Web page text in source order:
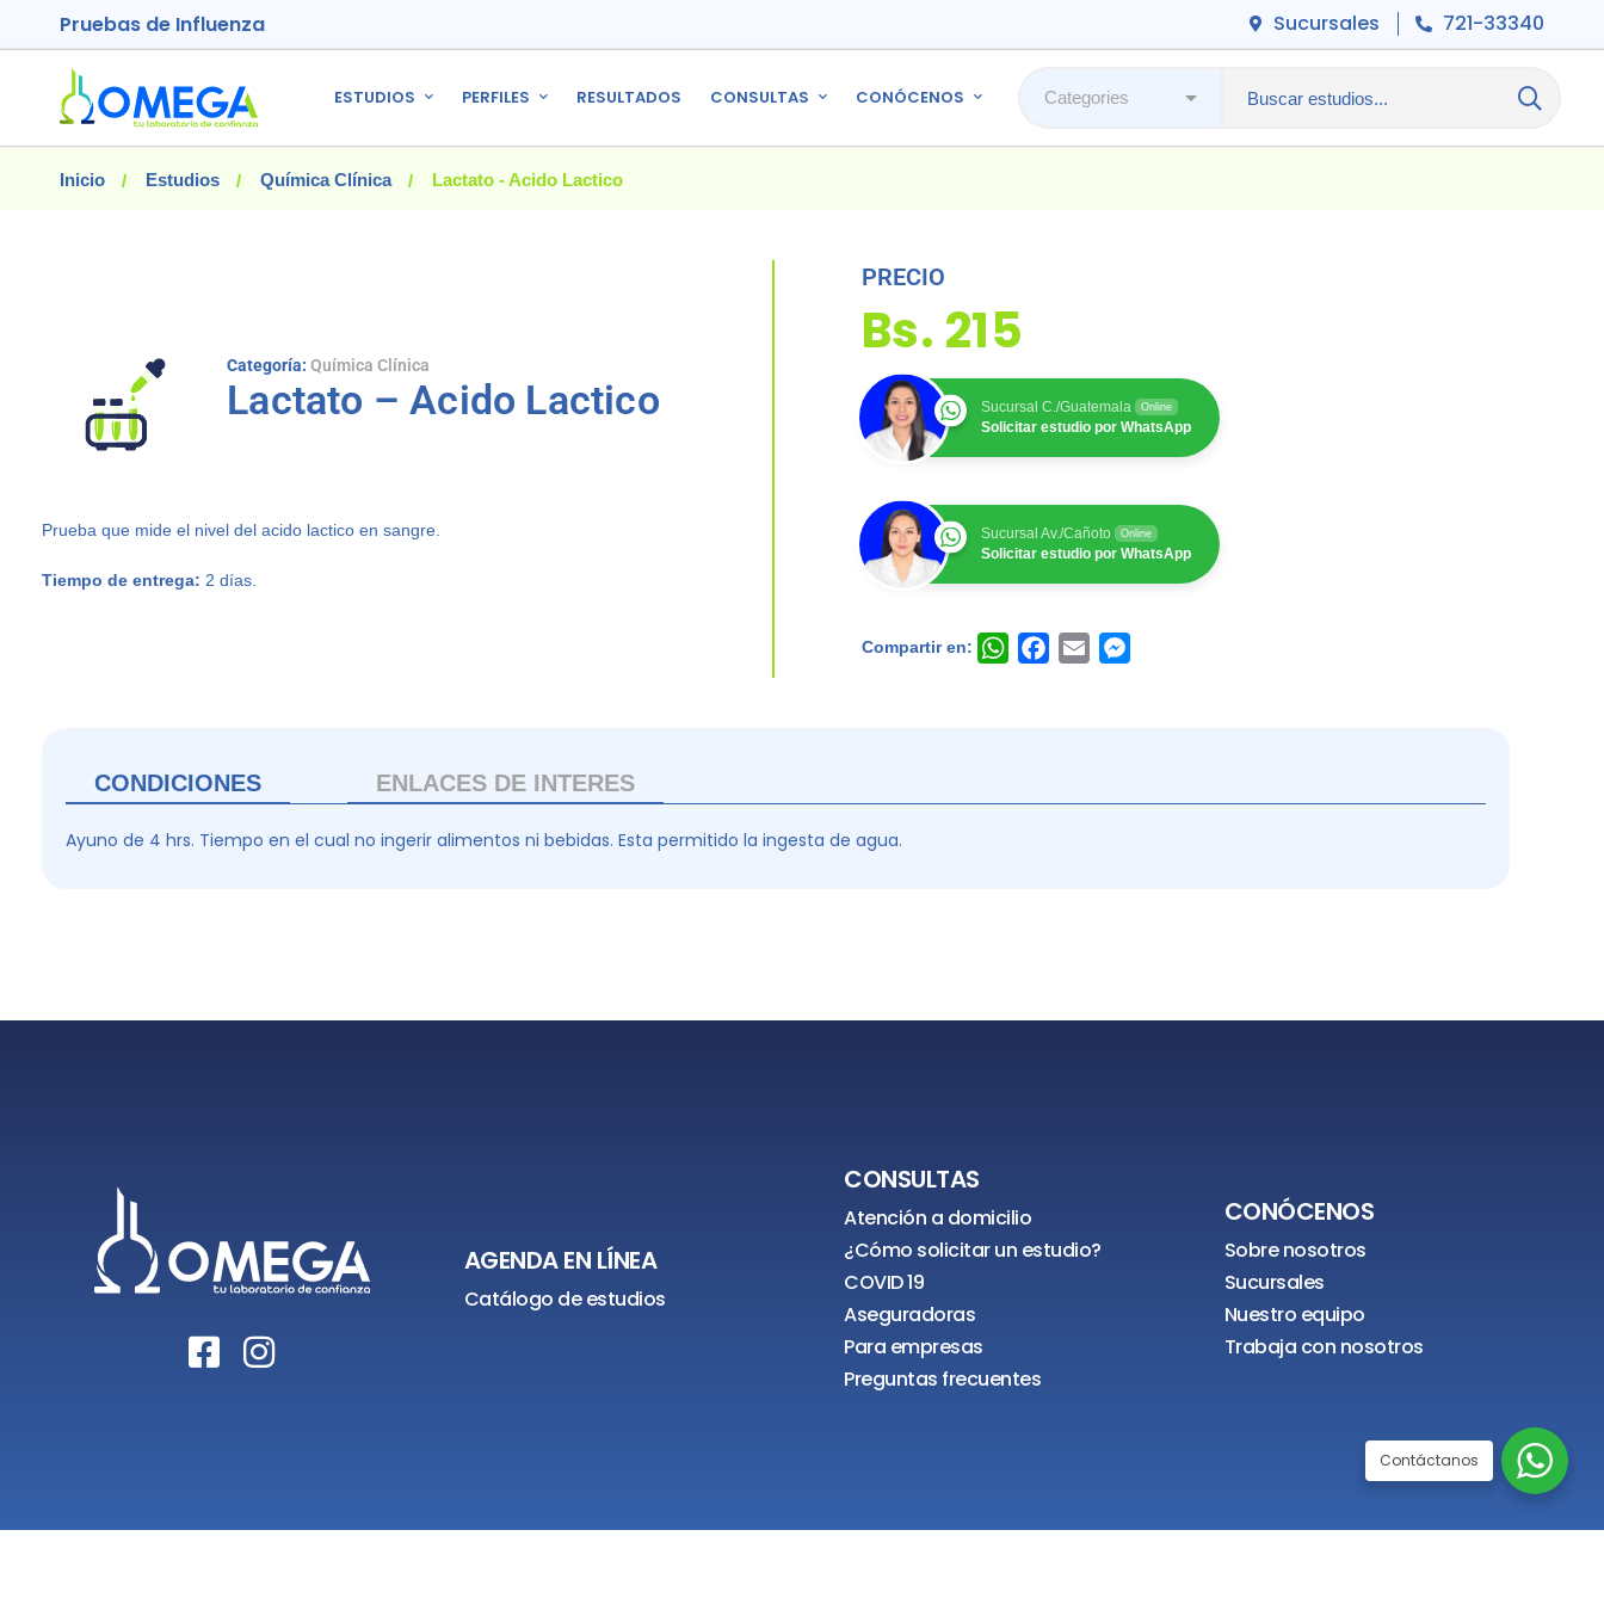
Pruebas de Influenza Sucursales 721-33340
ESTUDIOS PERFILES RESULTADOS CONSULTAS CONÓCENOS
Inicio Estudios Química Clínica Lactato - Acido Lactico
Categoría: Química Clínica
Lactato – Acido Lactico
Prueba que mide el nivel del acido lactico en sangre.
Tiempo de entrega: 2 días.
PRECIO
Bs. 215
Sucursal C./Guatemala Online
Solicitar estudio por WhatsApp
Sucursal Av./Cañoto Online
Solicitar estudio por WhatsApp
Compartir en: WhatsAppFacebook
Email
CONDICIONES ENLACES DE INTERES
Ayuno de 4 hrs. Tiempo en el cual no ingerir alimentos ni bebidas. Esta permitido la ingesta de agua.
AGENDA EN LÍNEA
Catálogo de estudios
CONSULTAS
Atención a domicilio
¿Cómo solicitar un estudio?
COVID 19
Aseguradoras
Para empresas
Preguntas frecuentes
CONÓCENOS
Sobre nosotros
Sucursales
Nuestro equipo
Trabaja con nosotros
Contáctanos